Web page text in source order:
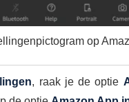
op
, raak je de optie